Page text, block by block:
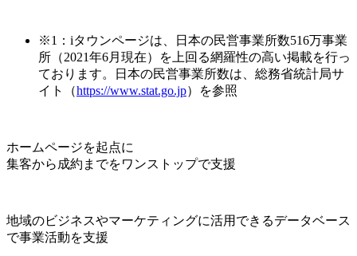
※1：iタウンページは、日本の民営事業所数516万事業
所（2021年6月現在）を上回る網羅性の高い掲載を行っ
ております。日本の民営事業所数は、総務省統計局サ
イト（https://www.stat.go.jp）を参照
ホームページを起点に
集客から成約までをワンストップで支援
地域のビジネスやマーケティングに活用できるデータベース
で事業活動を支援